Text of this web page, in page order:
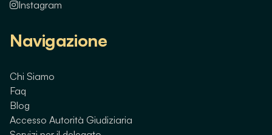
Instagram
Navigazione
Chi Siamo
Faq
Blog
Accesso Autorità Giudiziaria